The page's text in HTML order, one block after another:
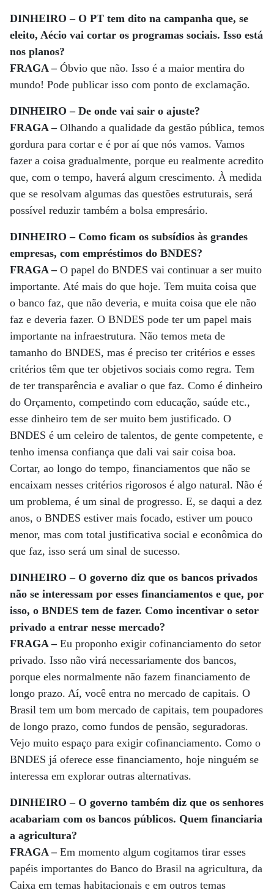
DINHEIRO – O PT tem dito na campanha que, se
eleito, Aécio vai cortar os programas sociais. Isso está
nos planos?
FRAGA –Óbvio que não. Isso é a maior mentira do
mundo! Pode publicar isso com ponto de exclamação.
DINHEIRO – De onde vai sair o ajuste?
FRAGA –Olhando a qualidade da gestão pública, temos
gordura para cortar e é por aí que nós vamos. Vamos
fazer a coisa gradualmente, porque eu realmente acredito
que, com o tempo, haverá algum crescimento. À medida
que se resolvam algumas das questões estruturais, será
possível reduzir também a bolsa empresário.
DINHEIRO – Como ficam os subsídios às grandes
empresas, com empréstimos do BNDES?
FRAGA –O papel do BNDES vai continuar a ser muito
importante. Até mais do que hoje. Tem muita coisa que
o banco faz, que não deveria, e muita coisa que ele não
faz e deveria fazer. O BNDES pode ter um papel mais
importante na infraestrutura. Não temos meta de
tamanho do BNDES, mas é preciso ter critérios e esses
critérios têm que ter objetivos sociais como regra. Tem
de ter transparência e avaliar o que faz. Como é dinheiro
do Orçamento, competindo com educação, saúde etc.,
esse dinheiro tem de ser muito bem justificado. O
BNDES é um celeiro de talentos, de gente competente, e
tenho imensa confiança que dali vai sair coisa boa.
Cortar, ao longo do tempo, financiamentos que não se
encaixam nesses critérios rigorosos é algo natural. Não é
um problema, é um sinal de progresso. E, se daqui a dez
anos, o BNDES estiver mais focado, estiver um pouco
menor, mas com total justificativa social e econômica do
que faz, isso será um sinal de sucesso.
DINHEIRO – O governo diz que os bancos privados
não se interessam por esses financiamentos e que, por
isso, o BNDES tem de fazer. Como incentivar o setor
privado a entrar nesse mercado?
FRAGA – Eu proponho exigir cofinanciamento do setor
privado. Isso não virá necessariamente dos bancos,
porque eles normalmente não fazem financiamento de
longo prazo. Aí, você entra no mercado de capitais. O
Brasil tem um bom mercado de capitais, tem poupadores
de longo prazo, como fundos de pensão, seguradoras.
Vejo muito espaço para exigir cofinanciamento. Como o
BNDES já oferece esse financiamento, hoje ninguém se
interessa em explorar outras alternativas.
DINHEIRO – O governo também diz que os senhores
acabariam com os bancos públicos. Quem financiaria
a agricultura?
FRAGA –Em momento algum cogitamos tirar esses
papéis importantes do Banco do Brasil na agricultura, da
Caixa em temas habitacionais e em outros temas